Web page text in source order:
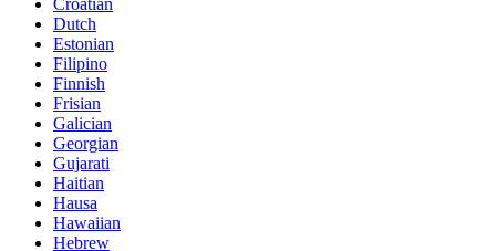
Dutch
Estonian
Filipino
Finnish
Frisian
Galician
Georgian
Gujarati
Haitian
Hausa
Hawaiian
Hebrew